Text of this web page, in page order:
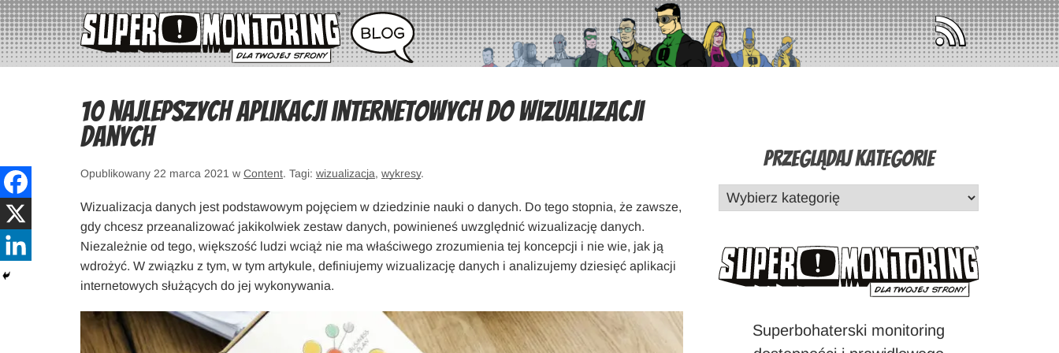
10 najlepszych aplikacji internetowych do wizualizacji
danych
Opublikowany 22 marca 2021 w Content. Tagi: wizualizacja, wykresy.
Wizualizacja danych jest podstawowym pojęciem w dziedzinie nauki o danych. Do tego stopnia, że zawsze,
gdy chcesz przeanalizować jakikolwiek zestaw danych, powinieneś uwzględnić wizualizację danych.
Niezależnie od tego, większość ludzi wciąż nie ma właściwego zrozumienia tej koncepcji i nie wie, jak ją
wdrożyć. W związku z tym, w tym artykule, definiujemy wizualizację danych i analizujemy dziesięć aplikacji
internetowych służących do jej wykonywania.
Przeglądaj Kategorie
Superbohaterski monitoring